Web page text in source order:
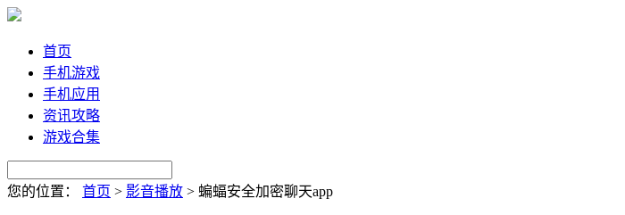
首页
手机游戏
手机应用
资讯攻略
游戏合集
您的位置： 首页 > 影音播放 > 蝙蝠安全加密聊天app